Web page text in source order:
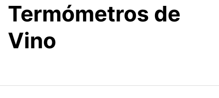
Termómetros de
Vino